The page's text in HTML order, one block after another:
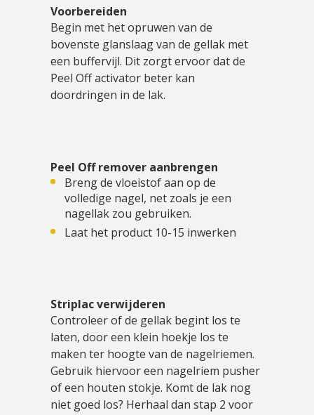
Voorbereiden
Begin met het opruwen van de
bovenste glanslaag van de gellak met
een buffervijl. Dit zorgt ervoor dat de
Peel Off activator beter kan
doordringen in de lak.
Peel Off remover aanbrengen
Breng de vloeistof aan op de
volledige nagel, net zoals je een
nagellak zou gebruiken.
Laat het product 10-15 inwerken
Striplac verwijderen
Controleer of de gellak begint los te
laten, door een klein hoekje los te
maken ter hoogte van de nagelriemen.
Gebruik hiervoor een nagelriem pusher
of een houten stokje. Komt de lak nog
niet goed los? Herhaal dan stap 2 voor